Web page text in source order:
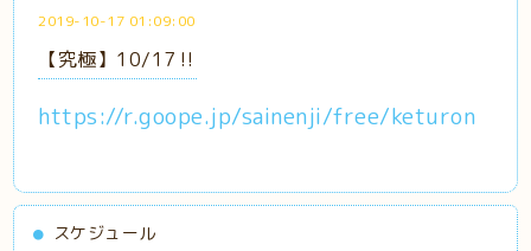
2019-10-17 01:09:00
【究極】10/17‼️
https://r.goope.jp/sainenji/free/keturon
スケジュール